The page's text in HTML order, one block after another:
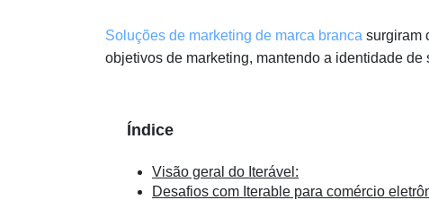
Soluções de marketing de marca branca surgiram
objetivos de marketing, mantendo a identidade de
Índice
Visão geral do Iterável:
Desafios com Iterable para comércio